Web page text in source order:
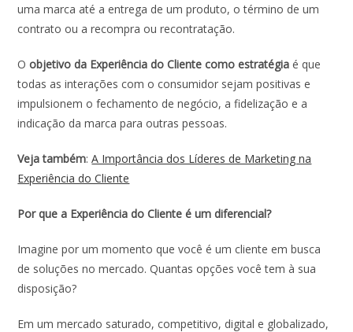
uma marca até a entrega de um produto, o término de um
contrato ou a recompra ou recontratação.
Oobjetivo da Experiência do Cliente como estratégia é que
todas as interações com o consumidor sejam positivas e
impulsionem o fechamento de negócio, a fidelização e a
indicação da marca para outras pessoas.
Veja também:A Importância dos Líderes de Marketing na
Experiência do Cliente
Por que a Experiência do Cliente é um diferencial?
Imagine por um momento que você é um cliente em busca
de soluções no mercado. Quantas opções você tem à sua
disposição?
Em um mercado saturado, competitivo, digital e globalizado,